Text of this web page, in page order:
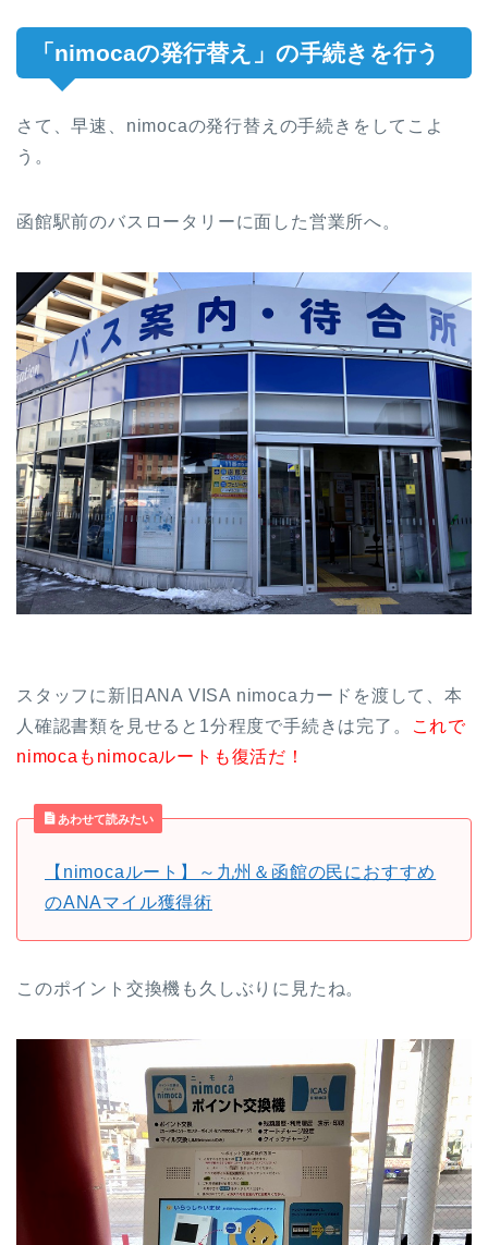
「nimocaの発行替え」の手続きを行う
さて、早速、nimocaの発行替えの手続きをしてこよ
う。
函館駅前のバスロータリーに面した営業所へ。
スタッフに新旧ANA VISA nimocaカードを渡して、本
人確認書類を見せると1分程度で手続きは完了。
これで
nimocaもnimocaルートも復活だ！
あわせて読みたい
【nimocaルート】～九州＆函館の民におすすめ
のANAマイル獲得術
このポイント交換機も久しぶりに見たね。